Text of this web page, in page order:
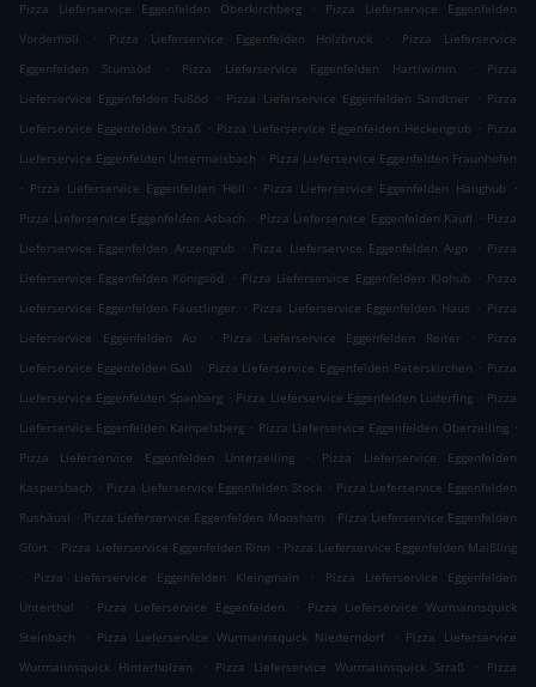
Pizza Lieferservice Eggenfelden Oberkirchberg
.
Pizza Lieferservice Eggenfelden
Vorderhöll
. Pizza Lieferservice Eggenfelden Holzbruck .
Pizza Lieferservice
Eggenfelden Stumsöd
. Pizza Lieferservice Eggenfelden Hartlwimm .
Pizza
Lieferservice Eggenfelden Fußöd
. Pizza Lieferservice Eggenfelden Sandtner . Pizza
Lieferservice Eggenfelden Straß . Pizza Lieferservice Eggenfelden Heckengrub . Pizza
Lieferservice Eggenfelden Untermaisbach . Pizza Lieferservice Eggenfelden Fraunhofen
. Pizza Lieferservice Eggenfelden Höll . Pizza Lieferservice Eggenfelden Hänghub
.
Pizza Lieferservice Eggenfelden Asbach . Pizza Lieferservice Eggenfelden Käufl . Pizza
Lieferservice Eggenfelden Anzengrub
. Pizza Lieferservice Eggenfelden Aign . Pizza
Lieferservice Eggenfelden Königsöd
. Pizza Lieferservice Eggenfelden Klohub . Pizza
Lieferservice Eggenfelden Fäustlinger . Pizza Lieferservice Eggenfelden Haus . Pizza
Lieferservice Eggenfelden Au
. Pizza Lieferservice Eggenfelden Reiter .
Pizza
Lieferservice Eggenfelden Gall . Pizza Lieferservice Eggenfelden Peterskirchen . Pizza
Lieferservice Eggenfelden Spanberg . Pizza Lieferservice Eggenfelden Luderfing . Pizza
Lieferservice Eggenfelden Kampelsberg . Pizza Lieferservice Eggenfelden Oberzeiling .
Pizza Lieferservice Eggenfelden Unterzeiling
.
Pizza Lieferservice Eggenfelden
Kaspersbach . Pizza Lieferservice Eggenfelden Stock . Pizza Lieferservice Eggenfelden
Rushäusl . Pizza Lieferservice Eggenfelden Moosham . Pizza Lieferservice Eggenfelden
Gfürt . Pizza Lieferservice Eggenfelden Rinn . Pizza Lieferservice Eggenfelden Maißling
.
Pizza Lieferservice Eggenfelden Kleingmain .
Pizza Lieferservice Eggenfelden
Unterthal
. Pizza Lieferservice Eggenfelden .
Pizza Lieferservice Wurmannsquick
Steinbach
. Pizza Lieferservice Wurmannsquick Niederndorf . Pizza Lieferservice
Wurmannsquick Hinterholzen
. Pizza Lieferservice Wurmannsquick Straß .
Pizza